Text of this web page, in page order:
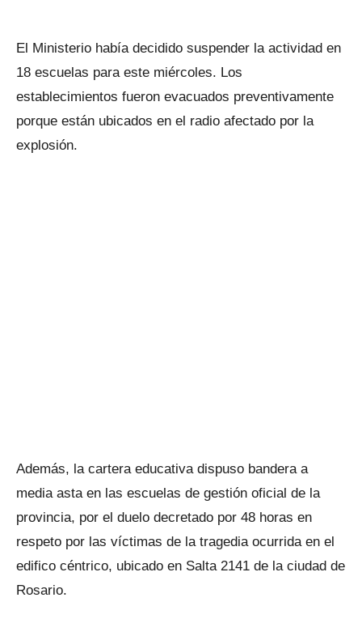
El Ministerio había decidido suspender la actividad en
18 escuelas para este miércoles. Los
establecimientos fueron evacuados preventivamente
porque están ubicados en el radio afectado por la
explosión.
Además, la cartera educativa dispuso bandera a
media asta en las escuelas de gestión oficial de la
provincia, por el duelo decretado por 48 horas en
respeto por las víctimas de la tragedia ocurrida en el
edifico céntrico, ubicado en Salta 2141 de la ciudad de
Rosario.